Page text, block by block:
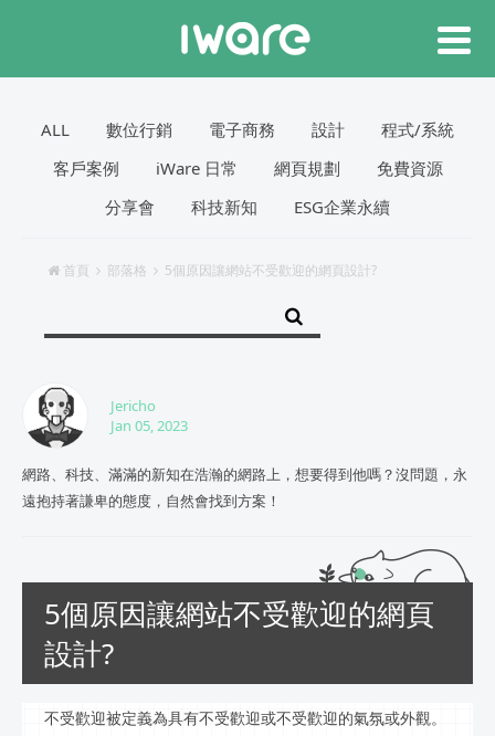
ALL 數位行銷 電子商務 設計
程式/系統
客戶案例
iWare 日常 網頁規劃
免費資源
分享會
科技新知 ESG企業永續
首頁 部落格 5個原因讓網站不受歡迎的網頁設計?
Jericho
Jan 05, 2023
網路、科技、滿滿的新知在浩瀚的網路上，想要得到他嗎？沒問題，永
遠抱持著謙卑的態度，自然會找到方案！
5個原因讓網站不受歡迎的網頁
設計?
不受歡迎被定義為具有不受歡迎或不受歡迎的氣氛或外觀。